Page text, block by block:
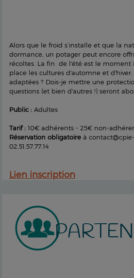
Alors que le froid s’installe et que la
dormance, un potager peut encore
récoltes. La fin de l'été est le moment
place les cultures d'automne et
adaptées ? Dois-je mettre une
questions (et bien d'autres !) seront
Public : Adultes
Tarif : 10€ adhérents - 25€ non-
Réservation obligatoireà
02.51.57.77.14
Lien inscription